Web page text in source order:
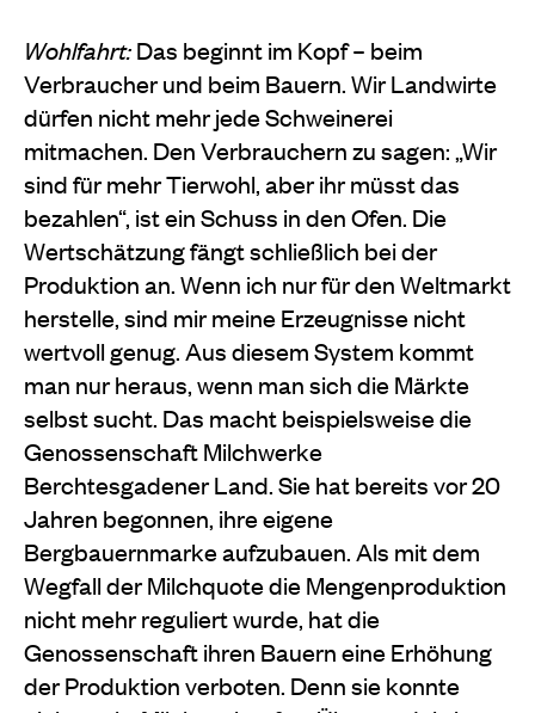
Wohlfahrt:Das beginnt im Kopf – beim
Verbraucher und beim Bauern. Wir Landwirte
dürfen nicht mehr jede Schweinerei
mitmachen. Den Verbrauchern zu sagen: „Wir
sind für mehr Tierwohl, aber ihr müsst das
bezahlen“, ist ein Schuss in den Ofen. Die
Wert­schätzung fängt schließlich bei der
Produktion an. Wenn ich nur für den Weltmarkt
herstelle, sind mir meine Erzeugnisse nicht
wertvoll genug. Aus diesem System kommt
man nur heraus, wenn man sich die Märkte
selbst sucht. Das macht beispielsweise die
Genossenschaft Milchwerke
Berchtesgadener Land. Sie hat bereits vor 20
Jahren begonnen, ihre eigene
Bergbauernmarke aufzubauen. Als mit dem
Wegfall der Milchquote die Mengenproduktion
nicht mehr reguliert wurde, hat die
Genossenschaft ihren Bau­ern eine Erhöhung
der Produktion verboten. Denn sie konnte